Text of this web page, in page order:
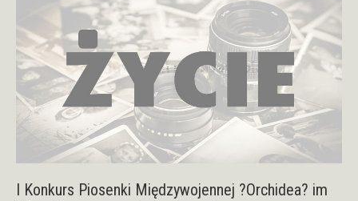
I Konkurs Piosenki Międzywojennej ?Orchidea? im